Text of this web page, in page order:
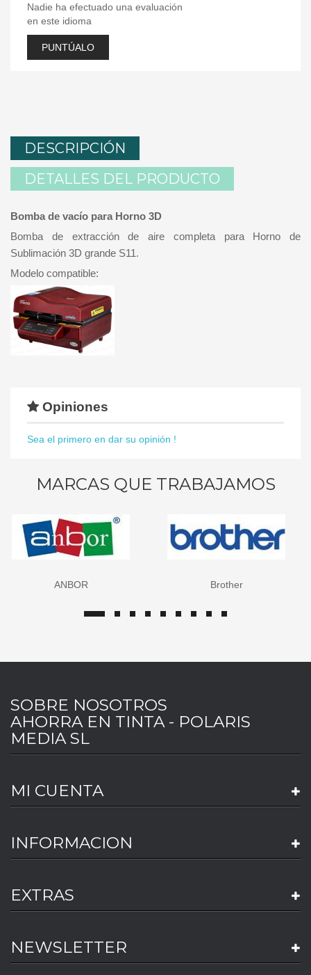
Nadie ha efectuado una evaluación
en este idioma
PUNTÚALO
DESCRIPCIÓN
DETALLES DEL PRODUCTO
Bomba de vacío para Horno 3D
Bomba de extracción de aire completa para Horno de
Sublimación 3D grande S11.
Modelo compatible:
Opiniones
Sea el primero en dar su opinión !
MARCAS QUE TRABAJAMOS
ANBOR Brother
SOBRE NOSOTROS
AHORRA EN TINTA - POLARIS
MEDIA SL
MI CUENTA
INFORMACION
EXTRAS
NEWSLETTER